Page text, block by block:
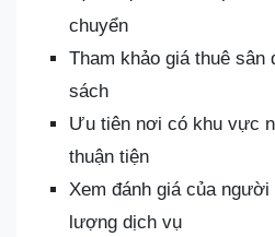
chuyển
Tham khảo giá thuê sân
sách
Ưu tiên nơi có khu vực
thuận tiện
Xem đánh giá của
lượng dịch vụ